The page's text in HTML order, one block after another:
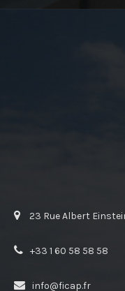
23 Rue Albert
+33 1 60 58 58 58
info@ficap.fr